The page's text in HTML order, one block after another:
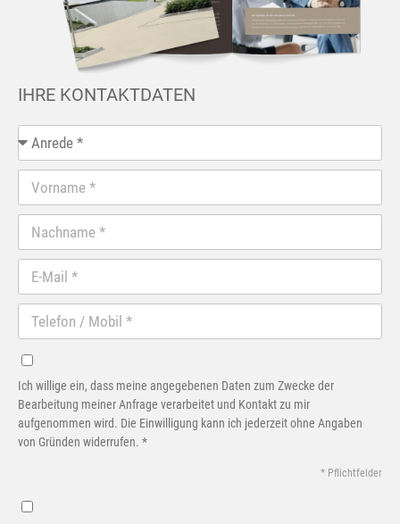
IHRE KONTAKTDATEN
Ich willige ein, dass meine angegebenen Daten zum Zwecke der
Bearbeitung meiner Anfrage verarbeitet und Kontakt zu mir
aufgenommen wird. Die Einwilligung kann ich jederzeit ohne Angaben
von Gründen widerrufen. *
* Pflichtfelder